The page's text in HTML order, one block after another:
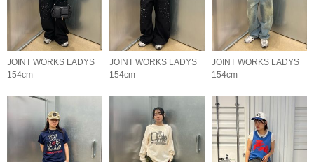
JOINT WORKS LADYS
154cm
JOINT WORKS LADYS
154cm
JOINT WORKS LADYS
154cm